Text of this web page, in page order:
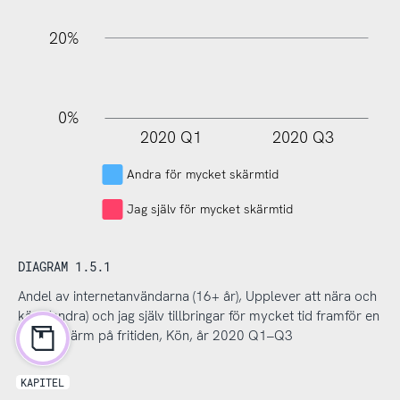
20%
0%
2020 Q1 2020 Q3
Andra för mycket skärmtid
Jag själv för mycket skärmtid
DIAGRAM 1.5.1
Andel av internetanvändarna (16+ år), Upplever att nära och
kära (andra) och jag själv tillbringar för mycket tid framför en
digital skärm på fritiden, Kön, år 2020 Q1–Q3
KAPITEL